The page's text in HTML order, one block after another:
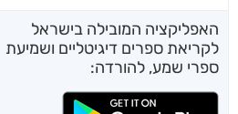
האפליקציה המובילה בישראל
לקריאת ספרים דיגיטליים ושמיעת
ספרי שמע, להורדה: